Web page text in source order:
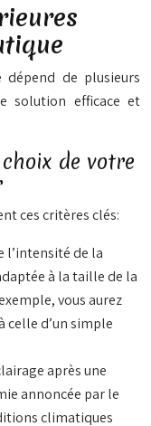
dépend de plusieurs
solution efficace et
de votre
ces critères clés:
l’intensité de la
à la taille de la
vous aurez
celle d’un simple
après une
annoncée par le
climatiques